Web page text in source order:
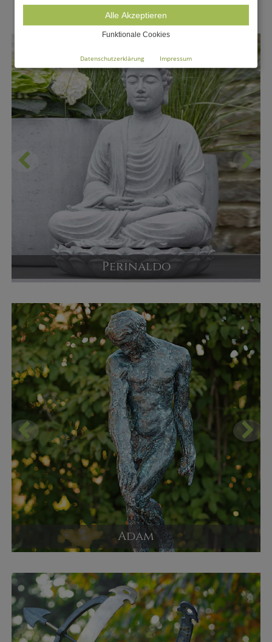
Perinaldo
Sitzender Buddha als Gartendeko
Versandpreis ab
550,00 €
JETZT KAUFEN
Adam
Bronze Skulptur
Versandpreis ab
1.620,00 €
JETZT KAUFEN
Alle Akzeptieren
Funktionale Cookies
Datenschutzerklärung Impressum